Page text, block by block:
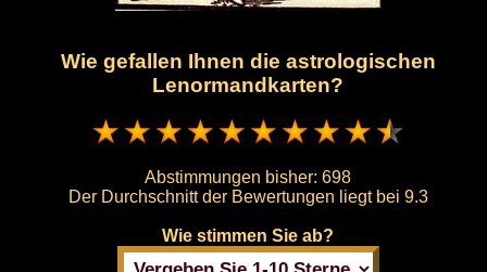
Wie gefallen Ihnen die astrologischen
Lenormandkarten?
Abstimmungen bisher: 698
Der Durchschnitt der Bewertungen liegt bei 9.3
Wie stimmen Sie ab?